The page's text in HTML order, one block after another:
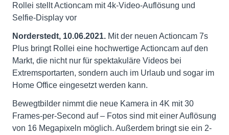
Rollei stellt Actioncam mit 4k-Video-Auflösung und
Selfie-Display vor
Norderstedt, 10.06.2021. Mit der neuen Actioncam 7s
Plus bringt Rollei eine hochwertige Actioncam auf den
Markt, die nicht nur für spektakuläre Videos bei
Extremsportarten, sondern auch im Urlaub und sogar im
Home Office eingesetzt werden kann.
Bewegtbilder nimmt die neue Kamera in 4K mit 30
Frames-per-Second auf – Fotos sind mit einer Auflösung
von 16 Megapixeln möglich. Außerdem bringt sie ein 2-